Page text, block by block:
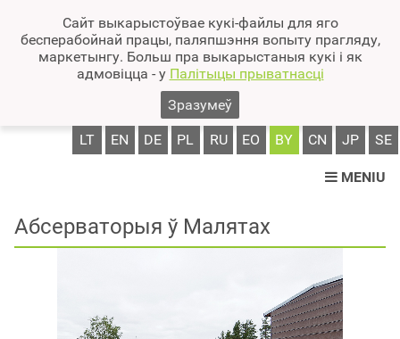
Сайт выкарыстоўвае кукі-файлы для яго
бесперабойнай працы, паляпшэння вопыту прагляду,
маркетынгу. Больш пра выкарыстаныя кукі і як
адмовіцца - у Палітыцы прыватнасці
Зразумеў
LT EN DE PL RU EO BY CN JP SE
MENIU
Aбсерваторыя ў Малятах